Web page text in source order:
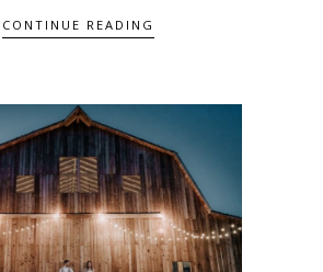
CONTINUE READING